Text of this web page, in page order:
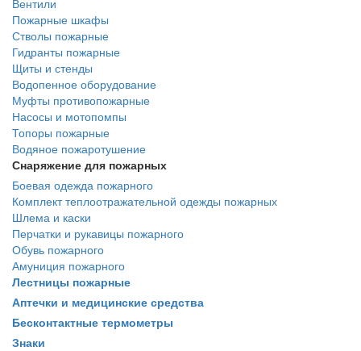
Вентили
Пожарные шкафы
Стволы пожарные
Гидранты пожарные
Щиты и стенды
Водопенное оборудование
Муфты противопожарные
Насосы и мотопомпы
Топоры пожарные
Водяное пожаротушение
Снаряжение для пожарных
Боевая одежда пожарного
Комплект теплоотражательной одежды пожарных
Шлема и каски
Перчатки и рукавицы пожарного
Обувь пожарного
Амуниция пожарного
Лестницы пожарные
Аптечки и медицинские средства
Бесконтактные термометры
Знаки